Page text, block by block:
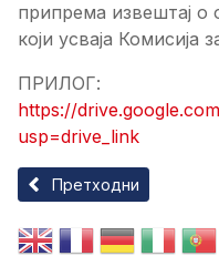
припрема извештај
који усваја
ПРИЛОГ:
https://
usp=drive_link
Претходни чланак:
Претходни